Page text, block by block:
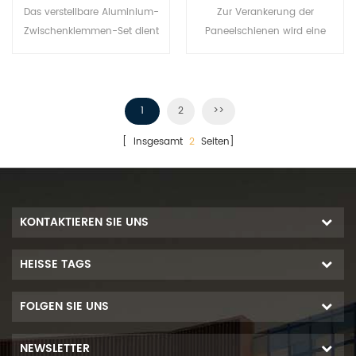
Solarmodule
Das verstellbare Aluminium-
Zwischenklemmen-Set dient
schwarz lackiert werden.
Zur Verankerung der
Paneelschienen wird eine
1
2 >>
[ Insgesamt 2Seiten]
KONTAKTIEREN SIE UNS
HEISSE TAGS
FOLGEN SIE UNS
NEWSLETTER